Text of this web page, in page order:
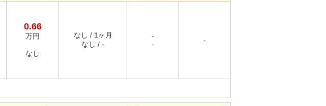
0.66
万円
なし
なし / 1ヶ月
なし / -
-
-
-